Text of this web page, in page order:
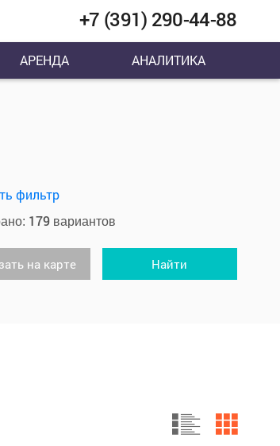
+7 (391) 290-44-88
АРЕНДА АНАЛИТИКА
фильтр
179вариантов
на карте Найти